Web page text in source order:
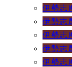
伊勢志
伊勢志
伊勢志
伊勢志
伊勢志